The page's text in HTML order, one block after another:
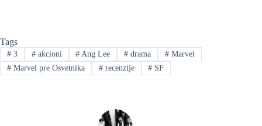
Tags
#3 #akcioni # Ang Lee # drama # Marvel
#Marvel pre Osvetnika #recenzije # SF